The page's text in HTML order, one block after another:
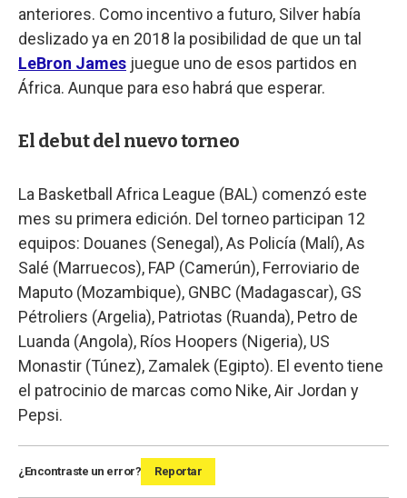
anteriores. Como incentivo a futuro, Silver había
deslizado ya en 2018 la posibilidad de que un tal
LeBron James juegue uno de esos partidos en
África. Aunque para eso habrá que esperar.
El debut del nuevo torneo
La Basketball Africa League (BAL) comenzó este
mes su primera edición. Del torneo participan 12
equipos: Douanes (Senegal), As Policía (Malí), As
Salé (Marruecos), FAP (Camerún), Ferroviario de
Maputo (Mozambique), GNBC (Madagascar), GS
Pétroliers (Argelia), Patriotas (Ruanda), Petro de
Luanda (Angola), Ríos Hoopers (Nigeria), US
Monastir (Túnez), Zamalek (Egipto). El evento tiene
el patrocinio de marcas como Nike, Air Jordan y
Pepsi.
¿Encontraste un error? Reportar